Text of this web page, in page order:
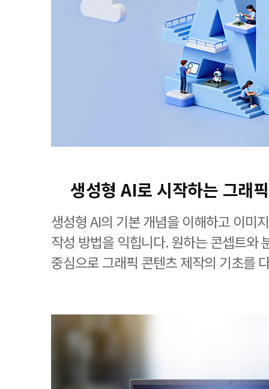
생성형 AI로 시작하는 그래
생성형 AI의 기본 개념을 이해하고 이미
작성 방법을 익힙니다. 원하는 콘셉트와
중심으로 그래픽 콘텐츠 제작의 기초를